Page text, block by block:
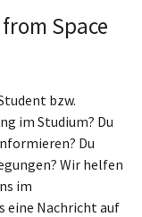
Space
bzw.
im Studium? Du
Du
Wir helfen
im
eine Nachricht auf